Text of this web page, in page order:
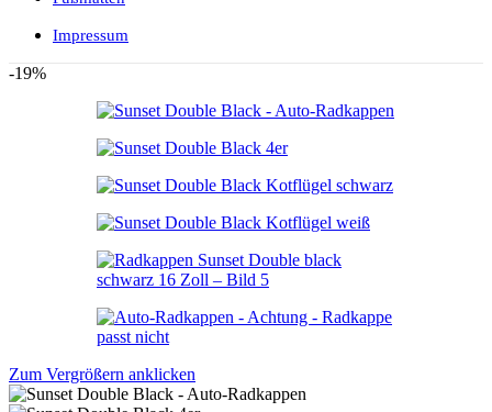
Sonax KlarSichtMicrofaserTuch
Sonax Microfaser FelgenBürste 1
Stück
Sonax Microfaser Schwamm 1
Sonax Microfaser
Sonax MicrofaserTrockenTuch
PLUS 1 Stück
500ml
Reiniger 400 ml
Impressum
-19%
Zum Vergrößern anklicken